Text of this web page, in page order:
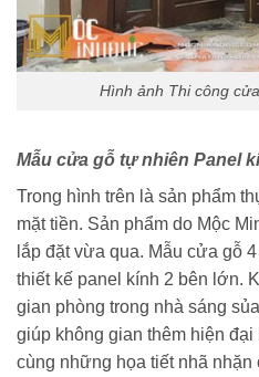
Hình ảnh Thi công
Mẫu cửa gỗ tự nhiên Panel
Trong hình trên là sản phẩm
mặt tiền. Sản phẩm do Mộc
lắp đặt vừa qua. Mẫu cửa gỗ
thiết kế panel kính 2 bên lớn.
gian phòng trong nhà sáng
giúp không gian thêm hiện
cùng những họa tiết nhã nhặn